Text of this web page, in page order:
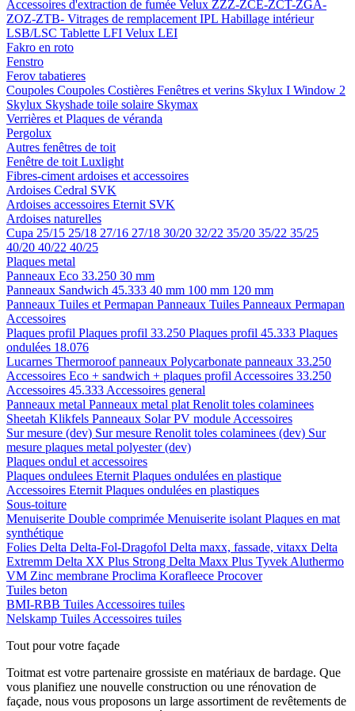
Accessoires d'extraction de fumée Velux ZZZ-ZCE-ZCT-ZGA-
ZOZ-ZTB- Vitrages de remplacement IPL Habillage intérieur
LSB/LSC Tablette LFI Velux LEI
Fakro en roto
Fenstro
Ferov tabatieres
Coupoles Coupoles Costières Fenêtres et verins Skylux I Window 2
Skylux Skyshade toile solaire Skymax
Verrières et Plaques de véranda
Pergolux
Autres fenêtres de toit
Fenêtre de toit Luxlight
Fibres-ciment ardoises et accessoires
Ardoises Cedral SVK
Ardoises accessoires Eternit SVK
Ardoises naturelles
Cupa 25/15 25/18 27/16 27/18 30/20 32/22 35/20 35/22 35/25
40/20 40/22 40/25
Plaques metal
Panneaux Eco 33.250 30 mm
Panneaux Sandwich 45.333 40 mm 100 mm 120 mm
Panneaux Tuiles et Permapan Panneaux Tuiles Panneaux Permapan
Accessoires
Plaques profil Plaques profil 33.250 Plaques profil 45.333 Plaques
ondulées 18.076
Lucarnes Thermoroof panneaux Polycarbonate panneaux 33.250
Accessoires Eco + sandwich + plaques profil Accessoires 33.250
Accessoires 45.333 Accessoires general
Panneaux metal Panneaux metal plat Renolit toles colaminees
Sheetah Klikfels Panneaux Solar PV module Accessoires
Sur mesure (dev) Sur mesure Renolit toles colaminees (dev) Sur
mesure plaques metal polyester (dev)
Plaques ondul et accessoires
Plaques ondulees Eternit Plaques ondulées en plastique
Accessoires Eternit Plaques ondulées en plastiques
Sous-toiture
Menuiserite Double comprimée Menuiserite isolant Plaques en mat
synthétique
Folies Delta Delta-Fol-Dragofol Delta maxx, fassade, vitaxx Delta
Extremm Delta XX Plus Strong Delta Maxx Plus Tyvek Aluthermo
VM Zinc membrane Proclima Korafleece Procover
Tuiles beton
BMI-RBB Tuiles Accessoires tuiles
Nelskamp Tuiles Accessoires tuiles
Tout pour votre façade
Toitmat est votre partenaire grossiste en matériaux de bardage. Que
vous planifiez une nouvelle construction ou une rénovation de
façade, nous vous proposons un large assortiment de revêtements de